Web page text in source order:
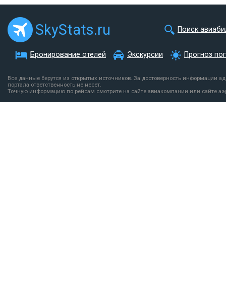
SkyStats.ru Поиск
Бронирование отелей Экскурсии Прогноз
Все данные берутся из открытых источников. За достоверность информации
портала ответственность не несет.
Точную информацию по рейсам смотрите на сайте авиакомпании или сайте